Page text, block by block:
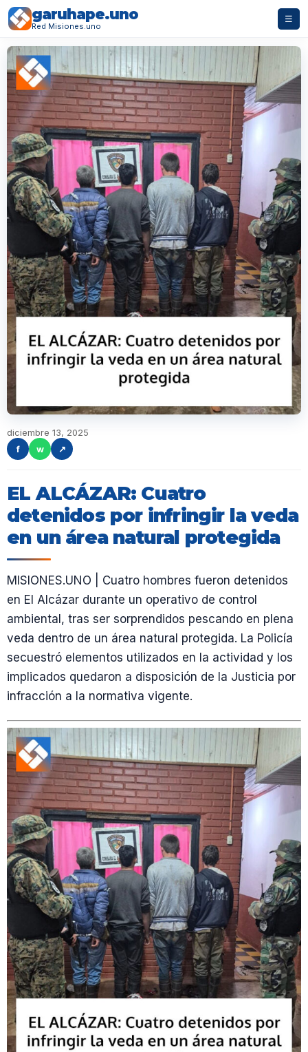
garuhape.uno
Red Misiones.uno
☰
diciembre 13, 2025
f
w ↗
EL ALCÁZAR: Cuatro
detenidos por infringir la veda
en un área natural protegida
MISIONES.UNO | Cuatro hombres fueron detenidos
en El Alcázar durante un operativo de control
ambiental, tras ser sorprendidos pescando en plena
veda dentro de un área natural protegida. La Policía
secuestró elementos utilizados en la actividad y los
implicados quedaron a disposición de la Justicia por
infracción a la normativa vigente.